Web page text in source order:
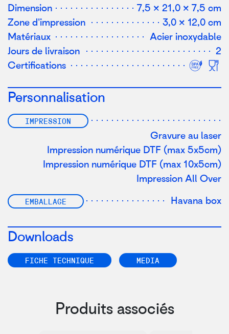
Dimension
7,5 × 21,0 × 7,5 cm
Zone d'impression
3,0 × 12,0 cm
Matériaux
Acier inoxydable
Jours de livraison
2
Certifications
Personnalisation
IMPRESSION
Gravure au laser
Impression numérique DTF (max 5x5cm)
Impression numérique DTF (max 10x5cm)
Impression All Over
EMBALLAGE Havana box
Downloads
FICHE TECHNIQUE MEDIA
Produits associés